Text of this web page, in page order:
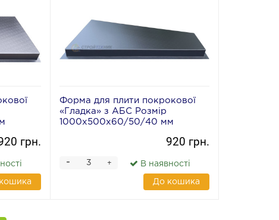
грн.
Форма для плити покрокової
«Гладка» з АБС Розмір
1000х500х60/50/40 мм
920 грн.
+
- В наявності
До кошика